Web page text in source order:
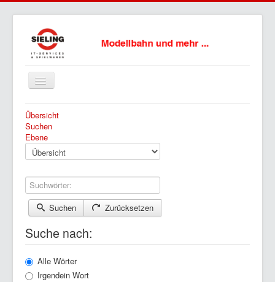
Navigation
an/aus
Home
Über uns
Unser Service
Impressum
Datenschutz
Downloads
Übersicht
Suchen
Ebene
Suchwörter:
Suchen Zurücksetzen
Suche nach:
Alle Wörter
Irgendein Wort